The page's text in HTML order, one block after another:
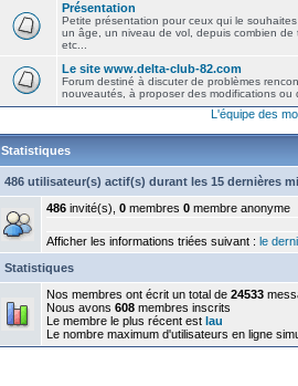
Présentation
Petite présentation pour ceux qui le
un âge, un niveau de vol, depuis combien de
etc...
Le site www.delta-club-82.com
Forum destiné à discuter de problèmes
nouveautés, à proposer des modifications ou
L'équipe des
Statistiques
486 utilisateur(s) actif(s) durant les 15 dernières
486 invité(s), 0 membres 0 membre anonyme
Afficher les informations triées suivant : le
Statistiques
Nos membres ont écrit un total de 24533
Nous avons 608 membres inscrits
Le membre le plus récent est lau
Le nombre maximum d'utilisateurs en ligne